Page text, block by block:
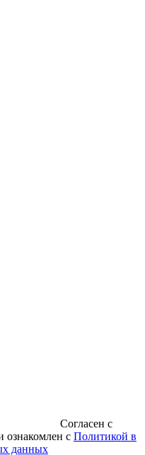
Согласен с
ознакомлен с Политикой в
данных